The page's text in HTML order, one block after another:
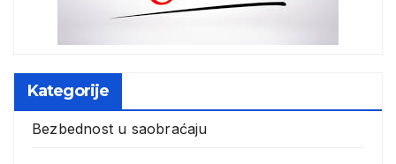
Kategorije
Bezbednost u saobraćaju